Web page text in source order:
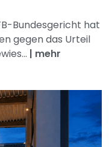
Bundesgericht hat
gegen das Urteil
| mehr